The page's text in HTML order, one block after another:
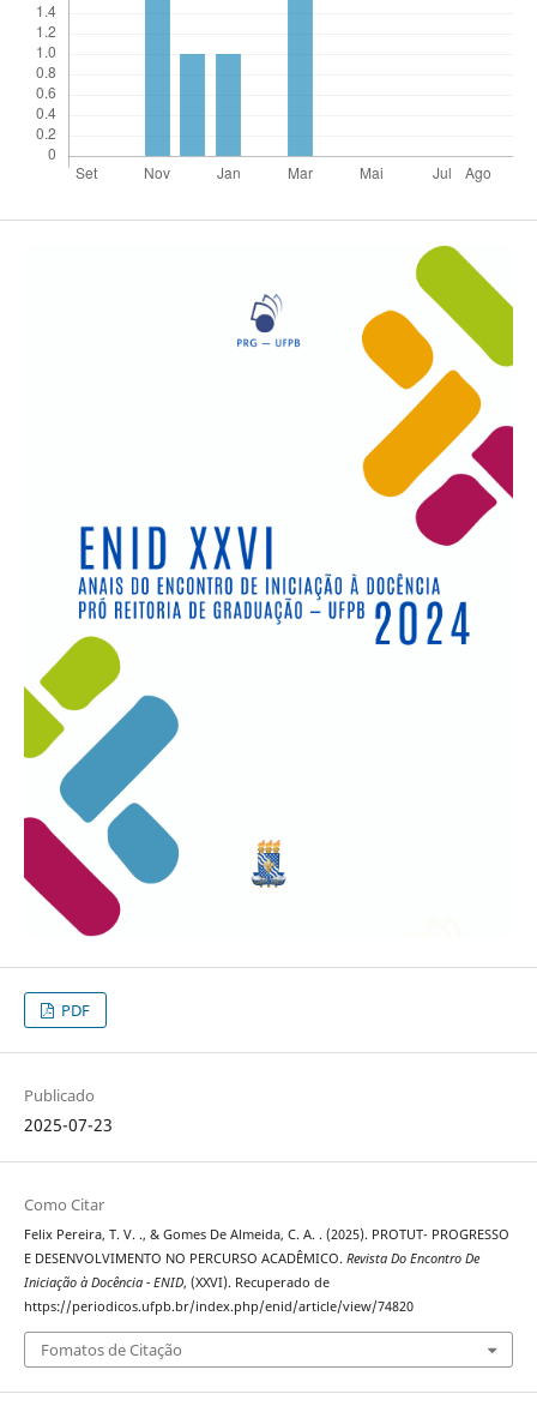
PDF
Publicado
2025-07-23
Como Citar
Felix Pereira, T. V. ., & Gomes De Almeida, C. A. . (2025). PROTUT- PROGRESSO
E DESENVOLVIMENTO NO PERCURSO ACADÊMICO. Revista Do Encontro De
Iniciação à Docência - ENID, (XXVI). Recuperado de
https://periodicos.ufpb.br/index.php/enid/article/view/74820
Fomatos de Citação